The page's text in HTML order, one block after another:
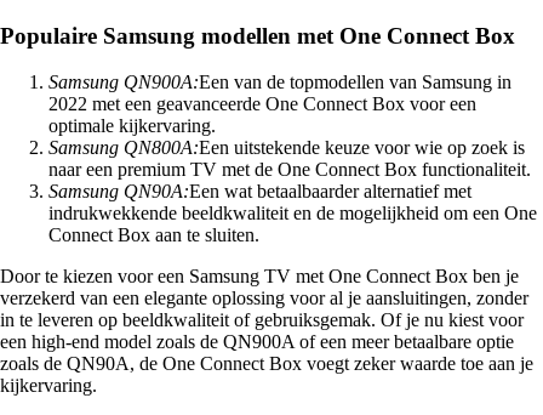
Populaire Samsung modellen met One Connect Box
Samsung QN900A:Een van de topmodellen van Samsung in
2022 met een geavanceerde One Connect Box voor een
optimale kijkervaring.
Samsung QN800A:Een uitstekende keuze voor wie op zoek is
naar een premium TV met de One Connect Box functionaliteit.
Samsung QN90A:Een wat betaalbaarder alternatief met
indrukwekkende beeldkwaliteit en de mogelijkheid om een One
Connect Box aan te sluiten.
Door te kiezen voor een Samsung TV met One Connect Box ben je
verzekerd van een elegante oplossing voor al je aansluitingen, zonder
in te leveren op beeldkwaliteit of gebruiksgemak. Of je nu kiest voor
een high-end model zoals de QN900A of een meer betaalbare optie
zoals de QN90A, de One Connect Box voegt zeker waarde toe aan je
kijkervaring.